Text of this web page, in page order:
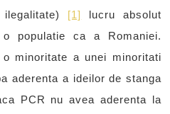
[1]
lucru absolut
populatie ca a Romaniei.
minoritate a unei minoritati
aderenta a ideilor de stanga
PCR nu avea aderenta la